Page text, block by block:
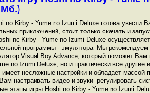
Мб.)
no Kirby - Yume no Izumi Deluxe готова увести
приключений, стоит только скачать и
no Kirby - Yume no Izumi Deluxe
программы - эмулятора. Мы рекомендуем
Visual Boy Advance, который поможет Вам
no Izumi Deluxe, но и практически все другие
имеет несложные настройки и обладает массой
настраивать видео и звуки, регулировать
этапы игры Hoshi no Kirby - Yume no Izumi